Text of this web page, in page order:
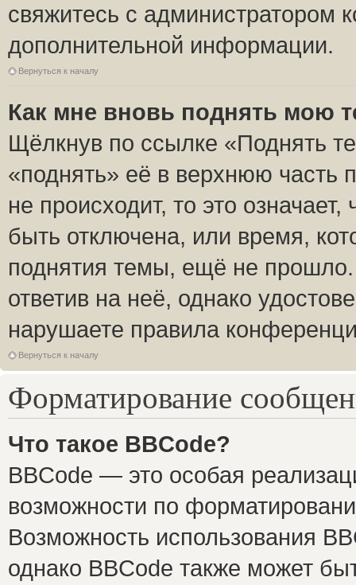
свяжитесь с администратором
дополнительной информации.
Вернуться к началу
Как мне вновь поднять мою
Щёлкнув по ссылке «Поднять
«поднять» её в верхнюю часть
не происходит, то это
быть отключена, или время,
поднятия темы, ещё не
ответив на неё, однако
нарушаете правила
Вернуться к началу
Форматирование
Что такое BBCode?
BBCode — это особая
возможности по
Возможность использования
однако BBCode также может